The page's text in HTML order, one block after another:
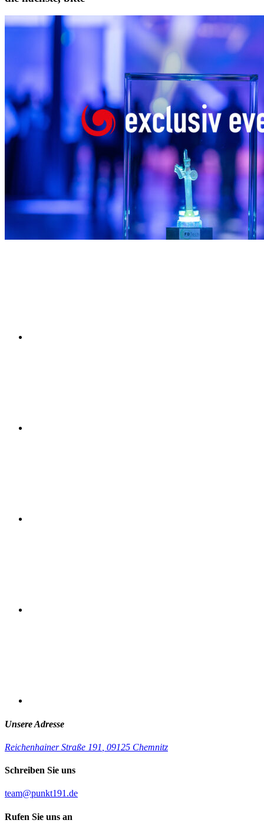
Unsere Adresse
Reichenhainer Straße 191 09125 Chemnitz
Schreiben Sie uns
team@punkt191.de
Rufen Sie uns an